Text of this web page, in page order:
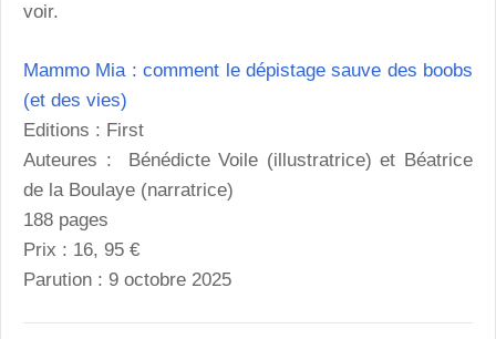
voir.
Mammo Mia : comment le dépistage sauve des boobs
(et des vies)
Editions : First
Auteures : Bénédicte Voile (illustratrice) et Béatrice
de la Boulaye (narratrice)
188 pages
Prix : 16, 95 €
Parution : 9 octobre 2025